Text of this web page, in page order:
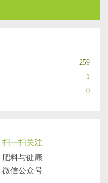
259
1
0
扫一扫关注
肥料与健康
微信公众号